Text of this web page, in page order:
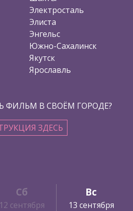
Электросталь
Элиста
Энгельс
Южно-Сахалинск
Якутск
Ярославль
ФИЛЬМ В СВОЁМ ГОРОДЕ?
ЗДЕСЬ
Сб
12 сентября
Вс
13 сентября